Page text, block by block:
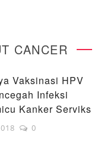
CANCER
Vaksinasi HPV
Infeksi
Kanker Serviks
0